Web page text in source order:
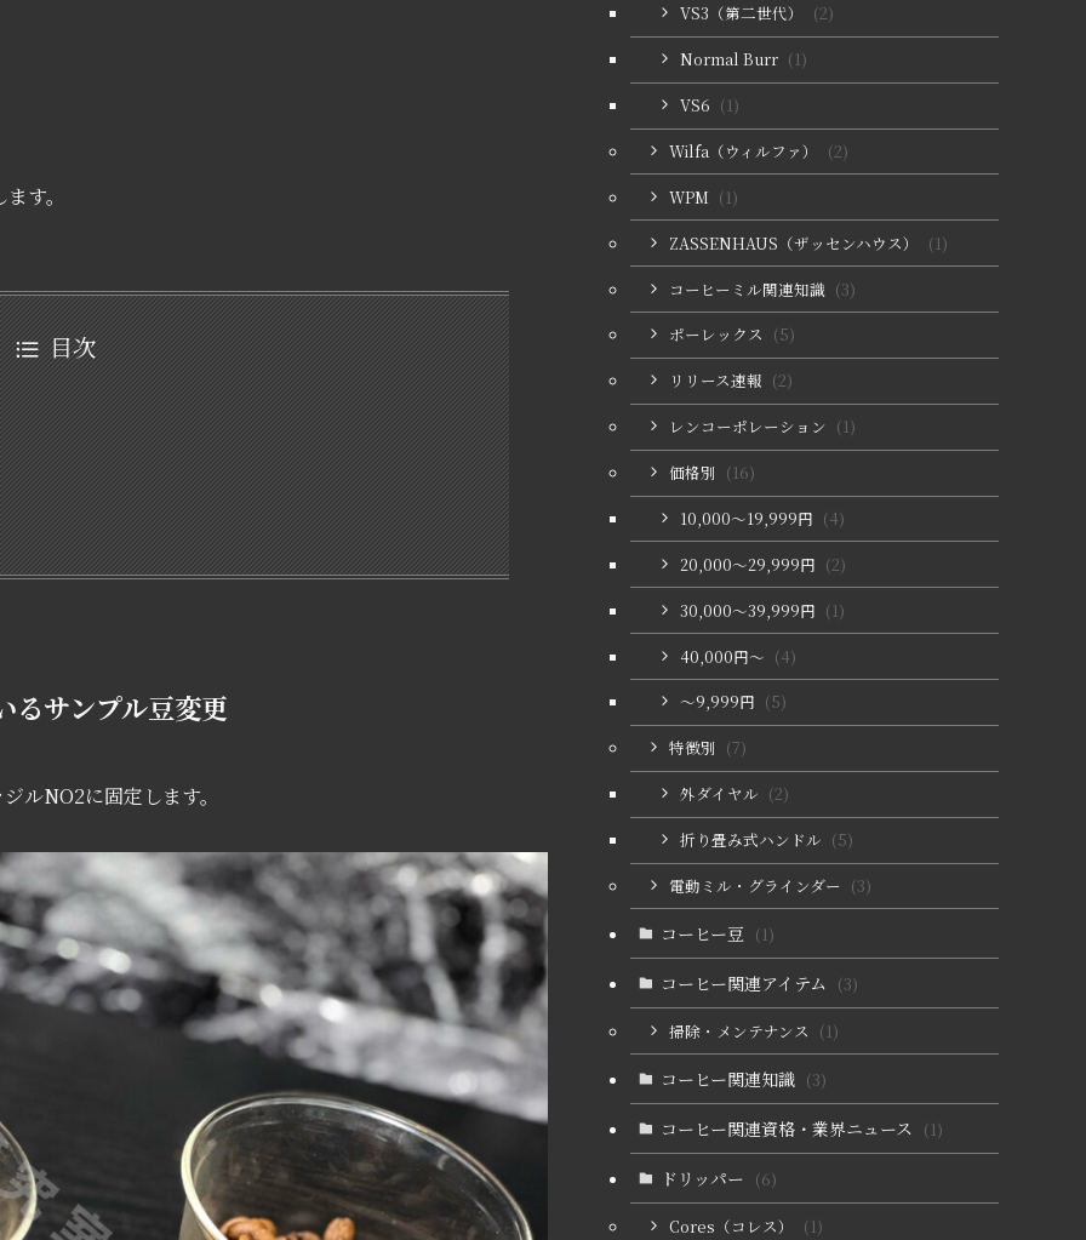
す。
目次
るサンプル豆変更
ルNO2に固定します。
VS3（第二世代）
(2)
Normal Burr (1)
VS6 (1)
Wilfa（ウィルファ）
(2)
WPM (1)
ZASSENHAUS（ザッセンハウス）
(1)
コーヒーミル関連知識 (3)
ポーレックス (5)
リリース速報 (2)
レンコーポレーション (1)
価格別 (16)
10,000〜19,999円 (4)
20,000〜29,999円 (2)
30,000〜39,999円 (1)
40,000円〜 (4)
〜9,999円 (5)
特徴別 (7)
外ダイヤル (2)
折り畳み式ハンドル (5)
電動ミル・グラインダー (3)
コーヒー豆 (1)
コーヒー関連アイテム (3)
掃除・メンテナンス (1)
コーヒー関連知識 (3)
コーヒー関連資格・業界ニュース (1)
ドリッパー (6)
Cores（コレス） (1)